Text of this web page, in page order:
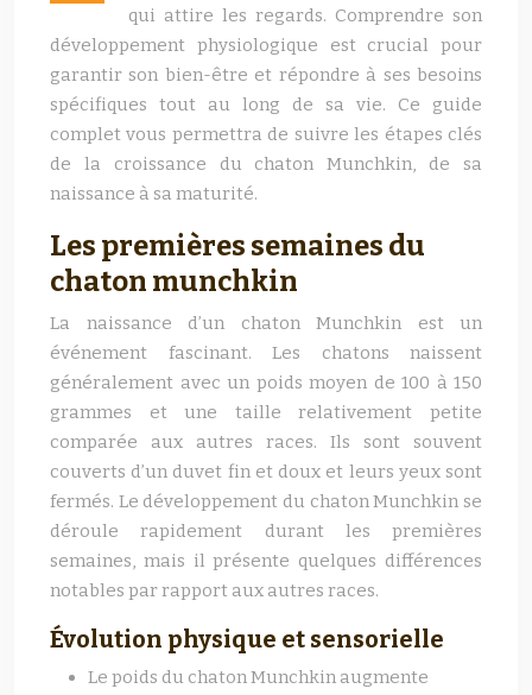
qui attire les regards. Comprendre son
développement physiologique est crucial pour
garantir son bien-être et répondre à ses besoins
spécifiques tout au long de sa vie. Ce guide
complet vous permettra de suivre les étapes clés
de la croissance du chaton Munchkin, de sa
naissance à sa maturité.
Les premières semaines du
chaton munchkin
La naissance d’un chaton Munchkin est un
événement fascinant. Les chatons naissent
généralement avec un poids moyen de 100 à 150
grammes et une taille relativement petite
comparée aux autres races. Ils sont souvent
couverts d’un duvet fin et doux et leurs yeux sont
fermés. Le développement du chaton Munchkin se
déroule rapidement durant les premières
semaines, mais il présente quelques différences
notables par rapport aux autres races.
Évolution physique et sensorielle
Le poids du chaton Munchkin augmente